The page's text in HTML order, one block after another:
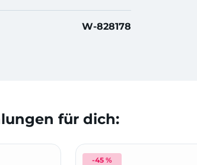
W-828178
für dich:
-45 %